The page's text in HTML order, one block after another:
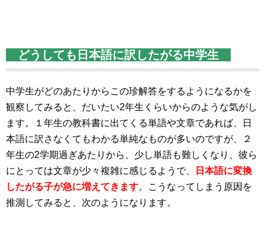
どうしても日本語に訳したがる中学生
中学生がどのあたりからこの珍解答をするようになるかを
観察してみると、だいたい2年生くらいからのような気がし
ます。１年生の教科書に出てくる単語や文章であれば、日
本語に訳さなくてもわかる単純なものが多いのですが、２
年生の2学期過ぎあたりから、少し単語も難しくなり、彼ら
にとっては文章が少々複雑に感じるようで、
日本語に変換
したがる子が急に増えてきます。こうなってしまう原因を
推測してみると、次のようになります。